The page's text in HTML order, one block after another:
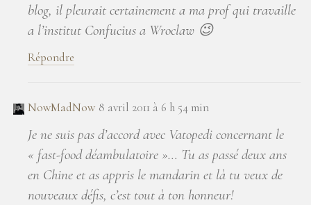
blog, il pleurait certainement a ma prof qui travaille
a l’institut Confucius a Wroclaw 😉
Répondre
NowMadNow 8 avril 2011 à 6 h 54 min
Je ne suis pas d’accord avec Vatopedi concernant le
« fast-food déambulatoire »… Tu as passé deux ans
en Chine et as appris le mandarin et là tu veux de
nouveaux défis, c’est tout à ton honneur!